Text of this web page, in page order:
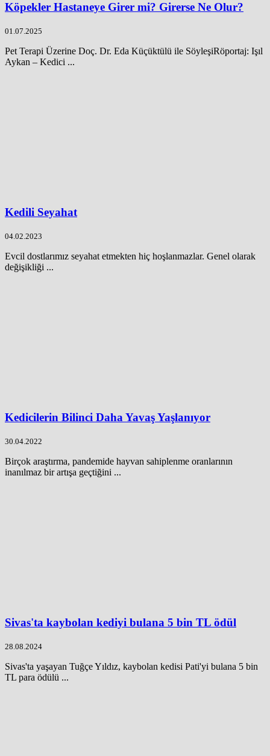
Köpekler Hastaneye Girer mi? Girerse Ne Olur?
01.07.2025
Pet Terapi Üzerine Doç. Dr. Eda Küçüktülü ile SöyleşiRöportaj: Işıl
Aykan – Kedici ...
Kedili Seyahat
04.02.2023
Evcil dostlarımız seyahat etmekten hiç hoşlanmazlar. Genel olarak
değişikliği ...
Kedicilerin Bilinci Daha Yavaş Yaşlanıyor
30.04.2022
Birçok araştırma, pandemide hayvan sahiplenme oranlarının
inanılmaz bir artışa geçtiğini ...
Sivas'ta kaybolan kediyi bulana 5 bin TL ödül
28.08.2024
Sivas'ta yaşayan Tuğçe Yıldız, kaybolan kedisi Pati'yi bulana 5 bin
TL para ödülü ...